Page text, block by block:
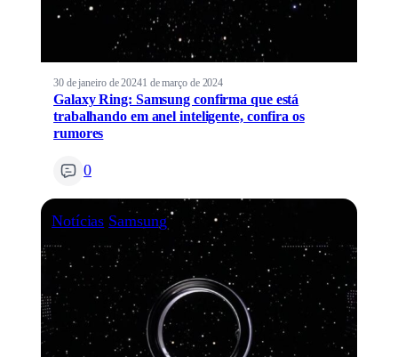
30 de janeiro de 20241 de março de 2024
Galaxy Ring: Samsung confirma que está
trabalhando em anel inteligente, confira os
rumores
0
Notícias Samsung